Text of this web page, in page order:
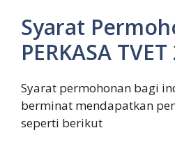
Syarat
PERKASA
Syarat permohonan bagi
berminat mendapatkan
seperti berikut